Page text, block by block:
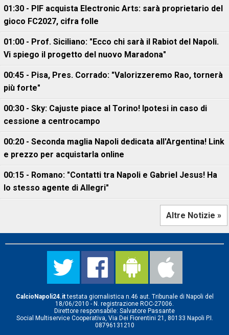
01:30 - PIF acquista Electronic Arts: sarà proprietario del
gioco FC2027, cifra folle
01:00 - Prof. Siciliano: "Ecco chi sarà il Rabiot del Napoli.
Vi spiego il progetto del nuovo Maradona"
00:45 - Pisa, Pres. Corrado: "Valorizzeremo Rao, tornerà
più forte"
00:30 - Sky: Cajuste piace al Torino! Ipotesi in caso di
cessione a centrocampo
00:20 - Seconda maglia Napoli dedicata all'Argentina! Link
e prezzo per acquistarla online
00:15 - Romano: "Contatti tra Napoli e Gabriel Jesus! Ha
lo stesso agente di Allegri"
Altre Notizie »
CalcioNapoli24.ittestata giornalistica n.46 aut. Tribunale di Napoli del
18/06/2010 - N. registrazione ROC-27006.
Direttore responsabile: Salvatore Passante
Social Multiservice Cooperativa, Via Dei Fiorentini 21, 80133 Napoli P.I.
08796131210